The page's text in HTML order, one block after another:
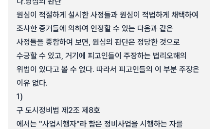
원심이 적절하게 설시한 사정들과 원심이 적법하게 채택하여
조사한 증거들에 의하여 인정할 수 있는 다음과 같은
사정들을 종합하여 보면, 원심의 판단은 정당한 것으로
수긍할 수 있고, 거기에 피고인들이 주장하는 법리오해의
위법이 있다고 볼 수 없다. 따라서 피고인들의 이 부분 주장은
이유 없다.
1)
구 도시정비법 제2조 제8호
에서는 "사업시행자"라 함은 정비사업을 시행하는 자를